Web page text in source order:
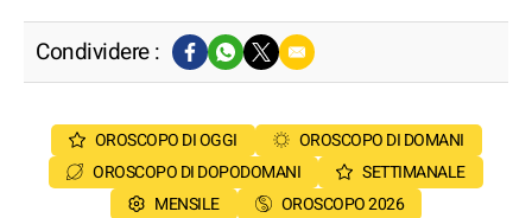
Condividere :
OROSCOPO DI OGGI
OROSCOPO DI DOMANI
OROSCOPO DI DOPODOMANI
SETTIMANALE
MENSILE
OROSCOPO 2026